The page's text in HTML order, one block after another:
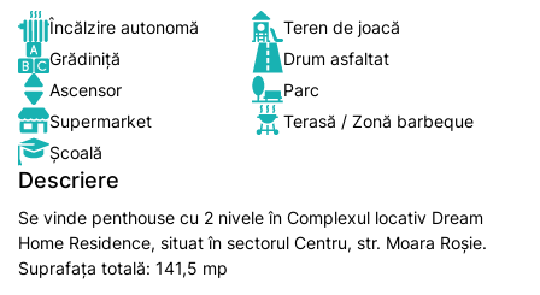
Încălzire autonomă
Teren de joacă
Grădiniță
Drum asfaltat
Ascensor
Parc
Supermarket
Terasă / Zonă barbeque
Școală
Descriere
Se vinde penthouse cu 2 nivele în Complexul locativ Dream
Home Residence, situat în sectorul Centru, str. Moara Roșie.
Suprafața totală: 141,5 mp